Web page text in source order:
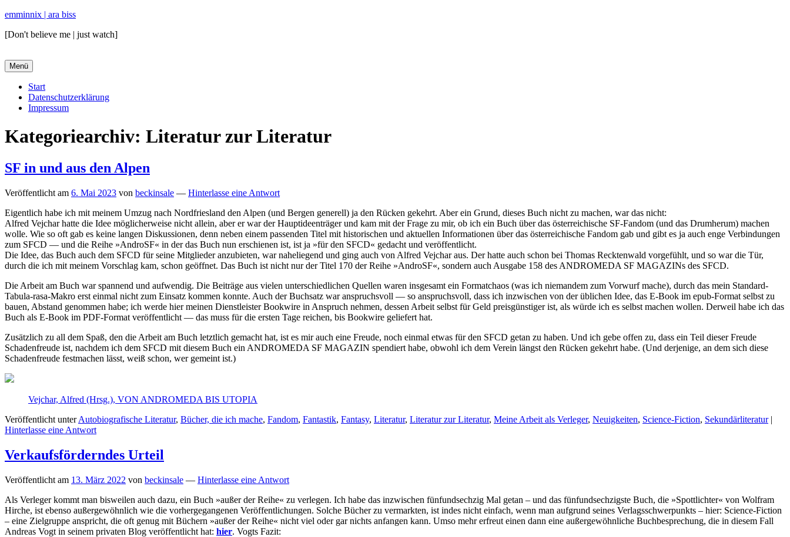
emminnix | ara biss
[Don't believe me | just watch]
Menü
Primäres
Menü
Start
Datenschutzerklärung
Impressum
Kategoriearchiv: Literatur zur Literatur
SF in und aus den Alpen
Veröffentlicht am 6. Mai 2023 von beckinsale — Hinterlasse eine Antwort
Eigentlich habe ich mit meinem Umzug nach Nordfriesland den Alpen (und Bergen generell) ja den Rücken gekehrt. Aber ein Grund, dieses Buch nicht zu machen, war das nicht:
Alfred Vejchar hatte die Idee möglicherweise nicht allein, aber er war der Hauptideenträger und kam mit der Frage zu mir, ob ich ein Buch über das österreichische SF-Fandom (und das Drumherum) machen
wolle. Wie so oft gab es keine langen Diskussionen, denn neben einem passenden Titel mit historischen und aktuellen Informationen über das österreichische Fandom gab und gibt es ja auch enge Verbindungen
zum SFCD — und die Reihe »AndroSF« in der das Buch nun erschienen ist, ist ja »für den SFCD« gedacht und veröffentlicht.
Die Idee, das Buch auch dem SFCD für seine Mitglieder anzubieten, war naheliegend und ging auch von Alfred Vejchar aus. Der hatte auch schon bei Thomas Recktenwald vorgefühlt, und so war die Tür,
durch die ich mit meinem Vorschlag kam, schon geöffnet. Das Buch ist nicht nur der Titel 170 der Reihe »AndroSF«, sondern auch Ausgabe 158 des ANDROMEDA SF MAGAZINs des SFCD.
Die Arbeit am Buch war spannend und aufwendig. Die Beiträge aus vielen unterschiedlichen Quellen waren insgesamt ein Formatchaos (was ich niemandem zum Vorwurf mache), durch das mein Standard-
Tabula-rasa-Makro erst einmal nicht zum Einsatz kommen konnte. Auch der Buchsatz war anspruchsvoll — so anspruchsvoll, dass ich inzwischen von der üblichen Idee, das E-Book im epub-Format selbst zu
bauen, Abstand genommen habe; ich werde hier meinen Dienstleister Bookwire in Anspruch nehmen, dessen Arbeit selbst für Geld preisgünstiger ist, als würde ich es selbst machen wollen. Derweil habe ich das
Buch als E-Book im PDF-Format veröffentlicht — das muss für die ersten Tage reichen, bis Bookwire geliefert hat.
Zusätzlich zu all dem Spaß, den die Arbeit am Buch letztlich gemacht hat, ist es mir auch eine Freude, noch einmal etwas für den SFCD getan zu haben. Und ich gebe offen zu, dass ein Teil dieser Freude
Schadenfreude ist, nachdem ich dem SFCD mit diesem Buch ein ANDROMEDA SF MAGAZIN spendiert habe, obwohl ich dem Verein längst den Rücken gekehrt habe. (Und derjenige, an dem sich diese
Schadenfreude festmachen lässt, weiß schon, wer gemeint ist.)
Vejchar, Alfred (Hrsg.), VON ANDROMEDA BIS UTOPIA
Veröffentlicht unter Autobiografische Literatur, Bücher, die ich mache, Fandom, Fantastik, Fantasy, Literatur, Literatur zur Literatur, Meine Arbeit als Verleger, Neuigkeiten, Science-Fiction, Sekundärliteratur |
Hinterlasse eine Antwort
Verkaufsförderndes Urteil
Veröffentlicht am 13. März 2022 von beckinsale — Hinterlasse eine Antwort
Als Verleger kommt man bisweilen auch dazu, ein Buch »außer der Reihe« zu verlegen. Ich habe das inzwischen fünfundsechzig Mal getan – und das fünfundsechzigste Buch, die »Spottlichter« von Wolfram
Hirche, ist ebenso außergewöhnlich wie die vorhergegangenen Veröffentlichungen. Solche Bücher zu vermarkten, ist indes nicht einfach, wenn man aufgrund seines Verlagsschwerpunkts – hier: Science-Fiction
– eine Zielgruppe anspricht, die oft genug mit Büchern »außer der Reihe« nicht viel oder gar nichts anfangen kann. Umso mehr erfreut einen dann eine außergewöhnliche Buchbesprechung, die in diesem Fall
Andreas Vogt in seinem privaten Blog veröffentlicht hat: hier. Vogts Fazit: